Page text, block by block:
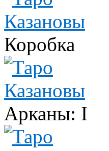
Коробка
Арканы: I